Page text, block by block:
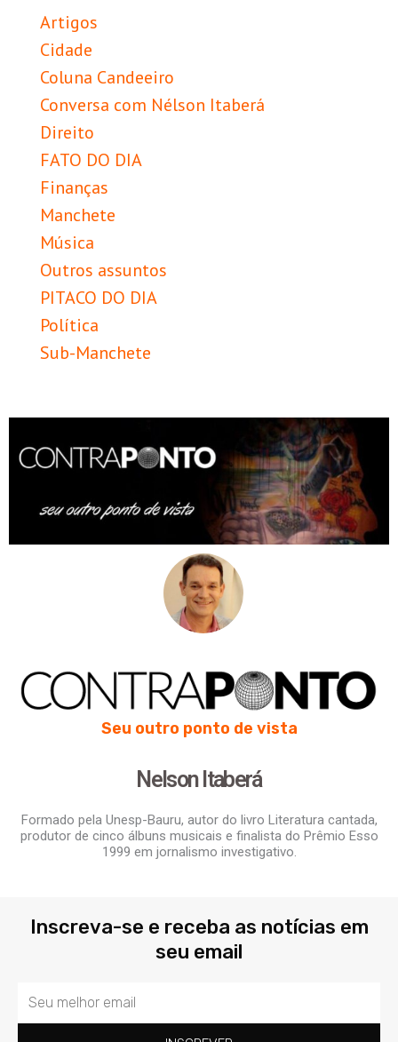
Artigos
Cidade
Coluna Candeeiro
Conversa com Nélson Itaberá
Direito
FATO DO DIA
Finanças
Manchete
Música
Outros assuntos
PITACO DO DIA
Política
Sub-Manchete
Seu outro ponto de vista
Nelson Itaberá
Formado pela Unesp-Bauru, autor do livro Literatura cantada,
produtor de cinco álbuns musicais e finalista do Prêmio Esso
1999 em jornalismo investigativo.
Inscreva-se e receba as notícias em
seu email
Email